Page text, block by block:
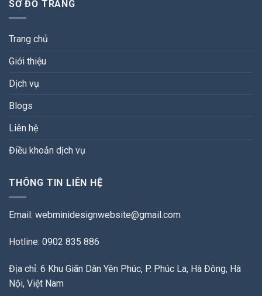
SƠ ĐỒ TRANG
Trang chủ
Giới thiệu
Dịch vụ
Blogs
Liên hệ
Điều khoản dịch vụ
THÔNG TIN LIÊN HỆ
Email: webminidesignwebsite@gmail.com
Hotline: 0902 835 886
Địa chỉ: 6 Khu Giãn Dân Yên Phúc, P. Phúc La, Hà Đông, Hà
Nội, Việt Nam